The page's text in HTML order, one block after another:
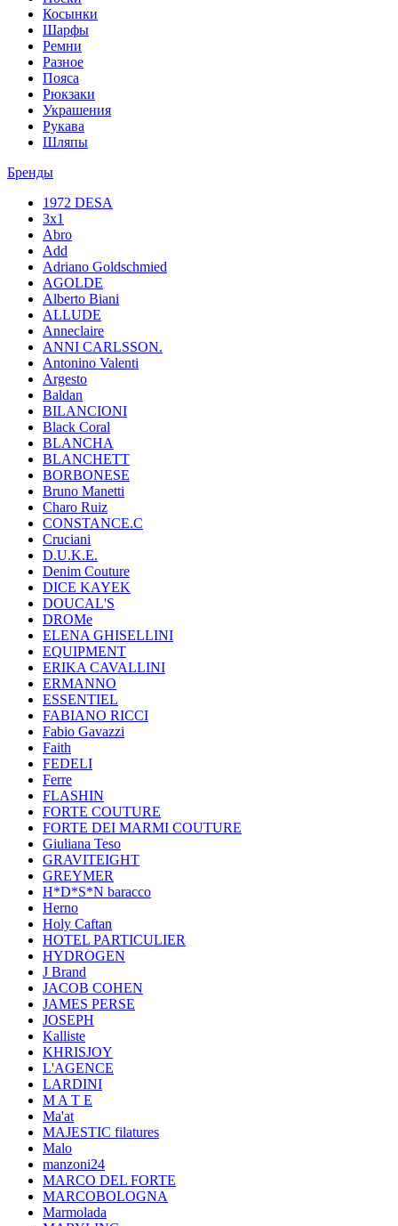
Косынки
Шарфы
Ремни
Разное
Пояса
Рюкзаки
Украшения
Рукава
Шляпы
Бренды
1972 DESA
3x1
Abro
Add
Adriano Goldschmied
AGOLDE
Alberto Biani
ALLUDE
Anneclaire
ANNI CARLSSON.
Antonino Valenti
Argesto
Baldan
BILANCIONI
Black Coral
BLANCHA
BLANCHETT
BORBONESE
Bruno Manetti
Charo Ruiz
CONSTANCE.C
Cruciani
D.U.K.E.
Denim Couture
DICE KAYEK
DOUCAL'S
DROMe
ELENA GHISELLINI
EQUIPMENT
ERIKA CAVALLINI
ERMANNO
ESSENTIEL
FABIANO RICCI
Fabio Gavazzi
Faith
FEDELI
Ferre
FLASHIN
FORTE COUTURE
FORTE DEI MARMI COUTURE
Giuliana Teso
GRAVITEIGHT
GREYMER
H*D*S*N baracco
Herno
Holy Caftan
HOTEL PARTICULIER
HYDROGEN
J Brand
JACOB COHEN
JAMES PERSE
JOSEPH
Kalliste
KHRISJOY
L'AGENCE
LARDINI
M A T E
Ma'at
MAJESTIC filatures
Malo
manzoni24
MARCO DEL FORTE
MARCOBOLOGNA
Marmolada